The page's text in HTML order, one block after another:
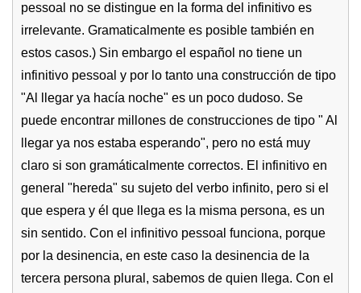
pessoal no se distingue en la forma del infinitivo es
irrelevante. Gramaticalmente es posible también en
estos casos.) Sin embargo el español no tiene un
infinitivo pessoal y por lo tanto una construcción de tipo
"Al llegar ya hacía noche" es un poco dudoso. Se
puede encontrar millones de construcciones de tipo " Al
llegar ya nos estaba esperando", pero no está muy
claro si son gramáticalmente correctos. El infinitivo en
general "hereda" su sujeto del verbo infinito, pero si el
que espera y él que llega es la misma persona, es un
sin sentido. Con el infinitivo pessoal funciona, porque
por la desinencia, en este caso la desinencia de la
tercera persona plural, sabemos de quien llega. Con el